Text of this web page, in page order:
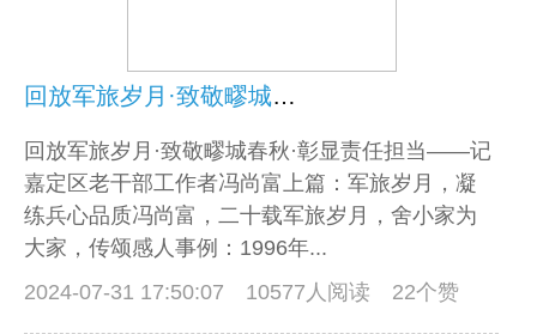
回放军旅岁月·致敬疁城春秋·彰显责任担当
回放军旅岁月·致敬疁城春秋·彰显责任担当——记
嘉定区老干部工作者冯尚富上篇：军旅岁月，凝
练兵心品质冯尚富，二十载军旅岁月，舍小家为
大家，传颂感人事例：1996年...
2024-07-31 17:50:07
10577人阅读 22个赞